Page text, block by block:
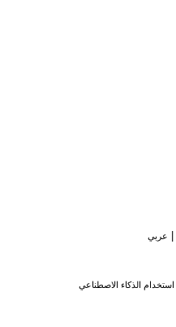
استخدام الذكاء الاصطناعي
عربي